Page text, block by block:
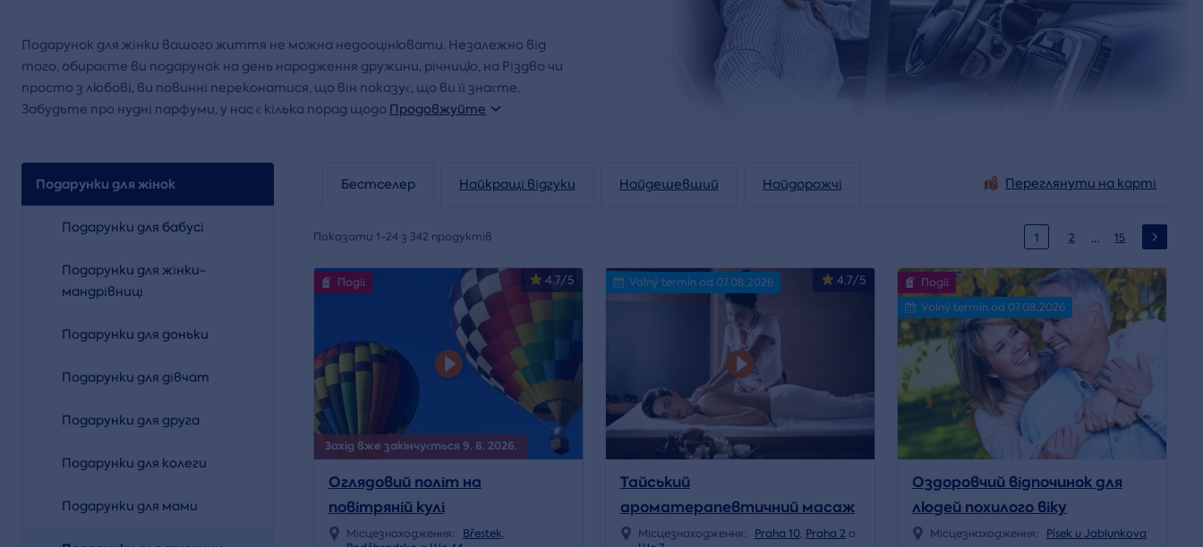
Подарунок для жінки вашого життя не можна недооцінювати. Незалежно від
того, обираєте ви подарунок на день народження дружини, річницю, на Різдво чи
просто з любові, ви повинні переконатися, що він показує, що ви її знаєте.
Забудьте про нудні парфуми, у нас є кілька порад щодо Продовжуйте
Подарунки для жінок
Подарунки для бабусі
Подарунки для жінки-
мандрівниці
Подарунки для доньки
Подарунки для дівчат
Подарунки для друга
Подарунки для колеги
Подарунки для мами
Переглянути на карті
Бестселер Найкращі відгуки Найдешевший Найдорожчі
Показати 1-24 з 342 продуктів 1 2 … 15
Захід вже закінчується 9. 8. 2026.
4.7/5
Події
Оглядовий політ на
повітряній кулі
Місцезнаходження: Břestek,
4.7/5
Volný termín od 07.08.2026
Тайський
ароматерапевтичний масаж
Місцезнаходження: Praha 10, Praha 2 a
Події
Volný termín od 07.08.2026
Оздоровчий відпочинок для
людей похилого віку
Місцезнаходження: Písek u Jablunkova